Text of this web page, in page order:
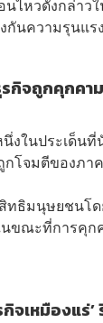
หวดังกล่าวใ
กันความรุนแรง
จถูกคุกคา
นึ่งในประเด็
โจมตีของภา
ธิมนุษยชนโด
ขณะที่การคุ
จเหมืองแร่